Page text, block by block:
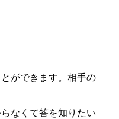
ができます。相手の
なくて答を知りたい